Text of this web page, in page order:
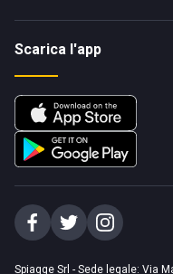
Scarica l'app
Spiagge Srl - Sede legale: Via